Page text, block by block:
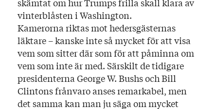
vinterblåsten i Washington.
Kamerorna riktas mot hedersgästernas
läktare – kanske inte så mycket för att visa
vem som sitter där som för att påminna om
vem som inte är med. Särskilt de tidigare
presidenterna George W. Bushs och Bill
Clintons frånvaro anses remarkabel, men
det samma kan man ju säga om mycket